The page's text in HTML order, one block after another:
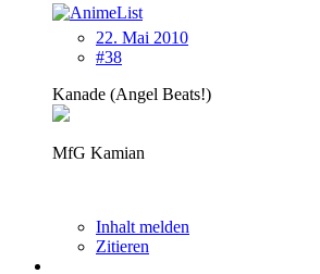
22. Mai 2010
#38
Kanade (Angel Beats!)
MfG Kamian
Inhalt melden
Zitieren